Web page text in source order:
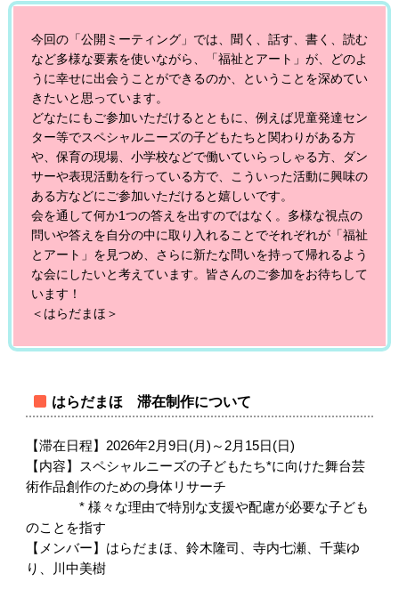
今回の「公開ミーティング」では、聞く、話す、書く、読む
など多様な要素を使いながら、「福祉とアート」が、どのよ
うに幸せに出会うことができるのか、ということを深めてい
きたいと思っています。
どなたにもご参加いただけるとともに、例えば児童発達セン
ター等でスペシャルニーズの子どもたちと関わりがある方
や、保育の現場、小学校などで働いていらっしゃる方、ダン
サーや表現活動を行っている方で、こういった活動に興味の
ある方などにご参加いただけると嬉しいです。
会を通して何か1つの答えを出すのではなく。多様な視点の
問いや答えを自分の中に取り入れることでそれぞれが「福祉
とアート」を見つめ、さらに新たな問いを持って帰れるよう
な会にしたいと考えています。皆さんのご参加をお待ちして
います！
＜はらだまほ＞
はらだまほ 滞在制作について
【滞在日程】2026年2月9日(月)～2月15日(日)
【内容】スペシャルニーズの子どもたち*に向けた舞台芸
術作品創作のための身体リサーチ
* 様々な理由で特別な支援や配慮が必要な子ども
のことを指す
【メンバー】はらだまほ、鈴木隆司、寺内七瀬、千葉ゆ
り、川中美樹